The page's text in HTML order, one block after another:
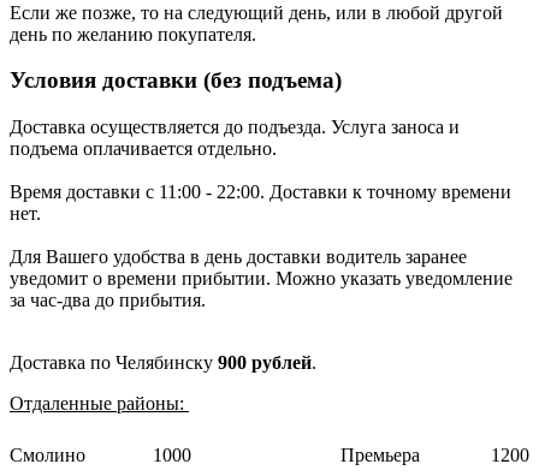
Если же позже, то на следующий день, или в любой другой
день по желанию покупателя.
Условия доставки (без подъема)
Доставка осуществляется до подъезда. Услуга заноса и
подъема оплачивается отдельно.
Время доставки с 11:00 - 22:00. Доставки к точному времени
нет.
Для Вашего удобства в день доставки водитель заранее
уведомит о времени прибытии. Можно указать уведомление
за час-два до прибытия.
Доставка по Челябинску 900 рублей.
Отдаленные районы:
Смолино 1000 Премьера
1200